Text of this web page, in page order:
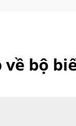
bộ